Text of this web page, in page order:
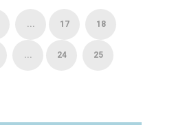
... 17 18
... 24 25